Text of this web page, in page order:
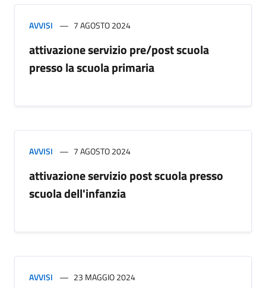
AVVISI 7 AGOSTO 2024
attivazione servizio pre/post scuola
presso la scuola primaria
AVVISI 7 AGOSTO 2024
attivazione servizio post scuola presso
scuola dell'infanzia
AVVISI 23 MAGGIO 2024